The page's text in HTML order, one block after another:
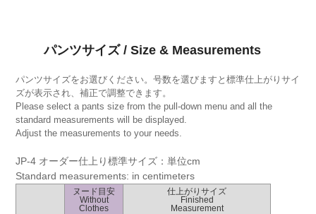
パンツサイズ / Size & Measurements
パンツサイズをお選びください。号数を選びますと標準仕上がりサイ
ズが表示され、補正で調整できます。
Please select a pants size from the pull-down menu and all the
standard measurements will be displayed.
Adjust the measurements to your needs.
JP-4 オーダー仕上り標準サイズ：単位cm
Standard measurements: in centimeters
ヌード目安
Without
Clothes
仕上がりサイズ
Finished
Measurement